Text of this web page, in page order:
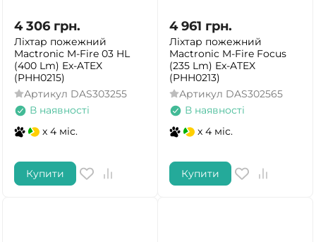
4 306 грн.
Ліхтар пожежний
Mactronic M-Fire 03 HL
(400 Lm) Ex-ATEX
(PHH0215)
Артикул DAS303255
В наявності
x 4 міс.
Купити
4 961 грн.
Ліхтар пожежний
Mactronic M-Fire Focus
(235 Lm) Ex-ATEX
(PHH0213)
Артикул DAS302565
В наявності
x 4 міс.
Купити